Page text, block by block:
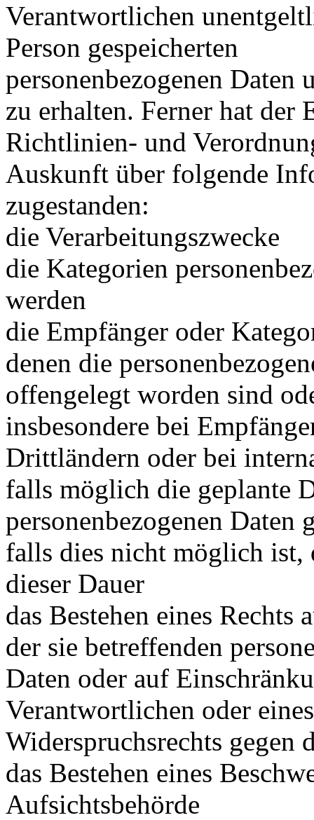
Verantwortlichen
Person gespeicherten
personenbezogenen
zu erhalten. Ferner hat der
Richtlinien- und
Auskunft über folgende
zugestanden:
die Verarbeitungszwecke
die Kategorien
werden
die Empfänger oder
denen die
offengelegt worden sind
insbesondere bei
Drittländern oder bei
falls möglich die geplante
personenbezogenen Daten
falls dies nicht möglich
dieser Dauer
das Bestehen eines
der sie betreffenden
Daten oder auf
Verantwortlichen oder eines
Widerspruchsrechts gegen
das Bestehen eines
Aufsichtsbehörde